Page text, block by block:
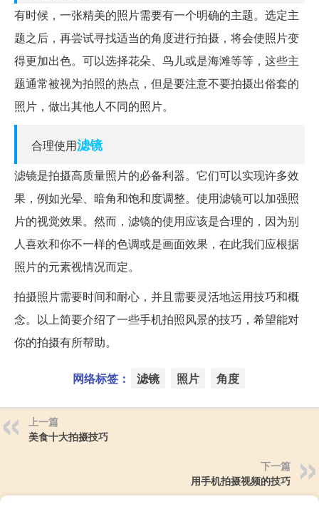
有时候，一张精美的照片需要有一个明确的主题。选定主
题之后，再尝试寻找适当的角度进行拍摄，将会使照片变
得更加出色。可以选择花朵、鸟儿或是海滩等等，这些主
题通常被视为拍照的热点，但是要注意不要拍摄出俗套的
照片，做出其他人不同的照片。
合理使用滤镜
滤镜是拍摄高质量照片的必备利器。它们可以实现许多效
果，例如光晕、暗角和饱和度调整。使用滤镜可以加强照
片的视觉效果。然而，滤镜的使用应该是合理的，因为别
人喜欢和你不一样的色调或是画面效果，在此我们应根据
照片的元素视情况而定。
拍摄照片需要时间和耐心，并且需要灵活地运用技巧和概
念。以上简要介绍了一些手机拍照风景的技巧，希望能对
你的拍摄有所帮助。
网络标签： 滤镜 照片 角度
上一篇
美食十大拍摄技巧
下一篇
用手机拍摄视频的技巧